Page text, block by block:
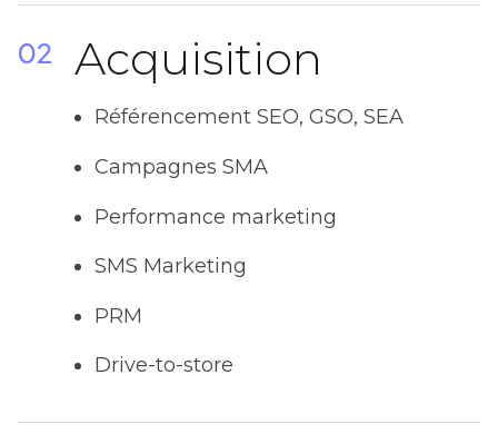
02 Acquisition
Référencement SEO, GSO, SEA
Campagnes SMA
Performance marketing
SMS Marketing
PRM
Drive-to-store